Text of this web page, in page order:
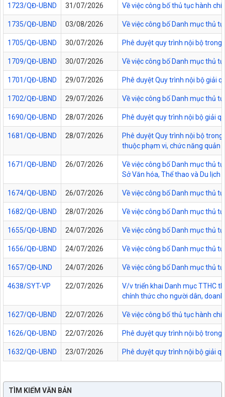
1723/QĐ-UBND 31/07/2026 Về việc công bố thủ tục hành
1735/QĐ-UBND 03/08/2026 Về việc công bố Danh mục thủ
1705/QĐ-UBND 30/07/2026 Phê duyệt quy trình nội bộ
1709/QĐ-UBND 30/07/2026 Về việc công bố Danh mục thủ
1701/QĐ-UBND 29/07/2026 Phê duyệt Quy trình nội bộ giải
1702/QĐ-UBND 29/07/2026 Về việc công bố Danh mục thủ
1690/QĐ-UBND 28/07/2026 Phê duyệt quy trình nội bộ giải
1681/QĐ-UBND 28/07/2026
Phê duyệt Quy trình nội bộ
thuộc phạm vi, chức năng quản
1671/QĐ-UBND 26/07/2026
Về việc công bố Danh mục thủ
Sở Văn hóa, Thể thao và Du lịch
1674/QĐ-UBND 26/07/2026 Về việc công bố Danh mục thủ
1682/QĐ-UBND 28/07/2026 Về việc công bố Danh mục thủ
1655/QĐ-UBND 24/07/2026 Về việc công bố Danh mục thủ
1656/QĐ-UBND 24/07/2026 Về việc công bố Danh mục thủ
1657/QĐ-UND 24/07/2026 Về việc công bố Danh mục thủ
4638/SYT-VP 22/07/2026
V/v triển khai Danh mục TTHC
chính thức cho người dân,
1627/QĐ-UBND 22/07/2026 Về việc công bố thủ tục hành
1626/QĐ-UBND 22/07/2026 Phê duyệt quy trình nội bộ trong
1632/QĐ-UBND 23/07/2026 Phê duyệt quy trình nội bộ giải
TÌM KIẾM VĂN BẢN